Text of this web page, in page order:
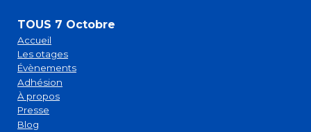
TOUS 7 Octobre
Accueil
Les otages
Évènements
Adhésion
À propos
Presse
Blog